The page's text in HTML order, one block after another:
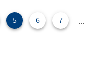
5 6 7 ...